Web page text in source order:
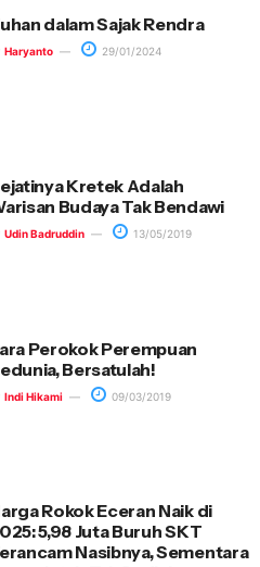
dalam Sajak Rendra
Haryanto 29/01/2024
Kretek Adalah
Budaya Tak Bendawi
Udin Badruddin 13/05/2019
Perokok Perempuan
Bersatulah!
Indi Hikami 09/03/2019
Rokok Eceran Naik di
5,98 Juta Buruh SKT
Nasibnya, Sementara